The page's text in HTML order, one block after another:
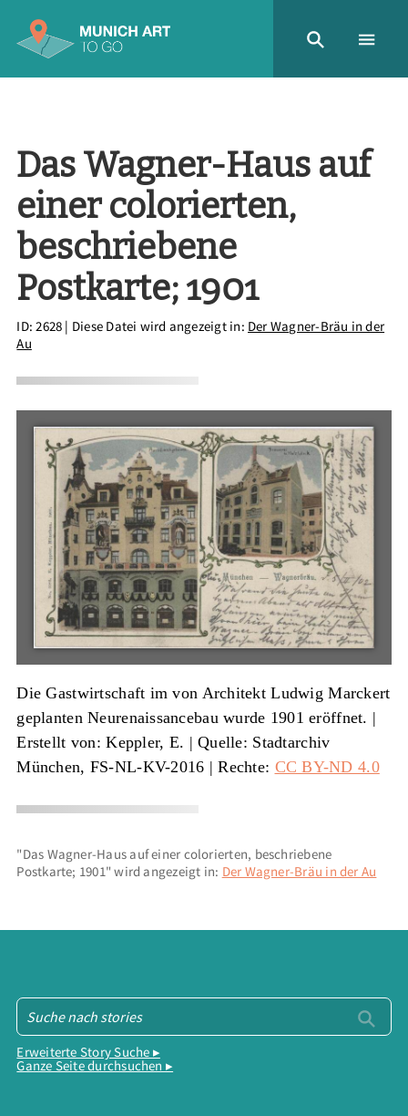
Das Wagner-Haus auf
einer colorierten,
beschriebene
Postkarte; 1901
ID: 2628 | Diese Datei wird angezeigt in: Der Wagner-Bräu in der
Au
Die Gastwirtschaft im von Architekt Ludwig Marckert
geplanten Neurenaissancebau wurde 1901 eröffnet. |
Erstellt von: Keppler, E. |Quelle: Stadtarchiv
München, FS-NL-KV-2016 | Rechte: CC BY-ND 4.0
"Das Wagner-Haus auf einer colorierten, beschriebene
Postkarte; 1901" wird angezeigt in: Der Wagner-Bräu in der Au
Erweiterte Story Suche ▸
Ganze Seite durchsuchen ▸